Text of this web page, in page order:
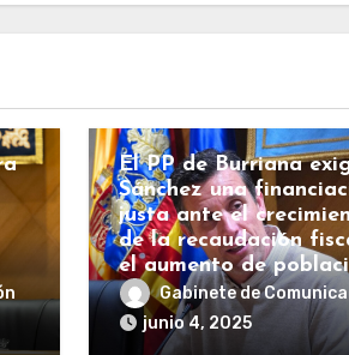
POLÍTICA
El PP de Burriana
Sánchez una
justa ante el
de la recaudación
el aumento de
Gabinete de
junio 4, 2025